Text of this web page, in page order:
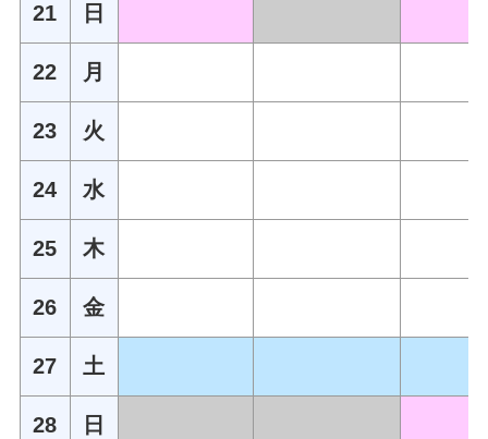
21 日
22 月
23 火
24 水
25 木
26 金
27 土
28 日